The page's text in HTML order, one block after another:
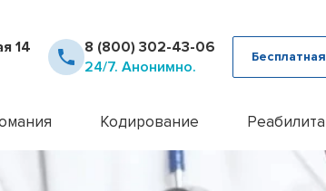
14
8 (800) 302-43-06
24/7. Анонимно.
наркозависимых
Кодирование
Кодирование Аквилонг
Консультация